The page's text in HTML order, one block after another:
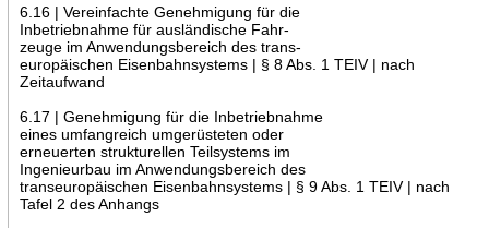
6.16 | Vereinfachte Genehmigung für die
Inbetriebnahme für ausländische Fahr-
zeuge im Anwendungsbereich des trans-
europäischen Eisenbahnsystems | § 8 Abs. 1 TEIV | nach
Zeitaufwand
6.17 | Genehmigung für die Inbetriebnahme
eines umfangreich umgerüsteten oder
erneuerten strukturellen Teilsystems im
Ingenieurbau im Anwendungsbereich des
transeuropäischen Eisenbahnsystems | § 9 Abs. 1 TEIV | nach
Tafel 2 des Anhangs